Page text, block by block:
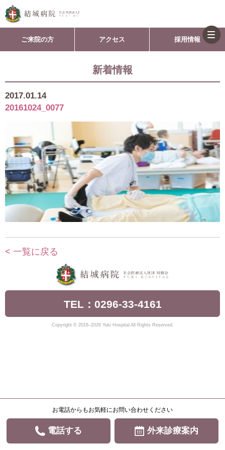
ご来院の方 アクセス 採用情報
新着情報
2017.01.14
20161024_0077
< 一覧に戻る
TEL：0296-33-4161
Copyright © 2016–2026 Yuki Hospital All Rights Reserved.
お電話からもお気軽にお問い合わせください
電話する 外来診療案内